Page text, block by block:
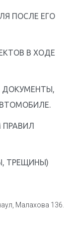
ПОСЛЕ ЕГО
В ХОДЕ
ДОКУМЕНТЫ,
ТРЕЩИНЫ)
Малахова 136.